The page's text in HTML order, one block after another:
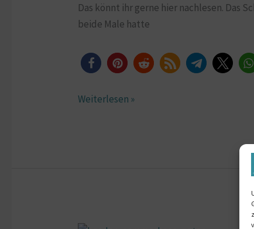
Das könnt ihr gerne hier nachlesen. Das
beide Male hatte
Weiterlesen »